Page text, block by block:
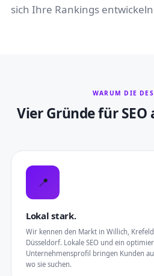
sich Ihre Rankings
WARUM DIE
Vier Gründe für SEO
📍
Lokal stark.
Wir kennen den Markt in Willich,
Düsseldorf. Lokale SEO und ein
Unternehmensprofil bringen Kunden
wo sie suchen.